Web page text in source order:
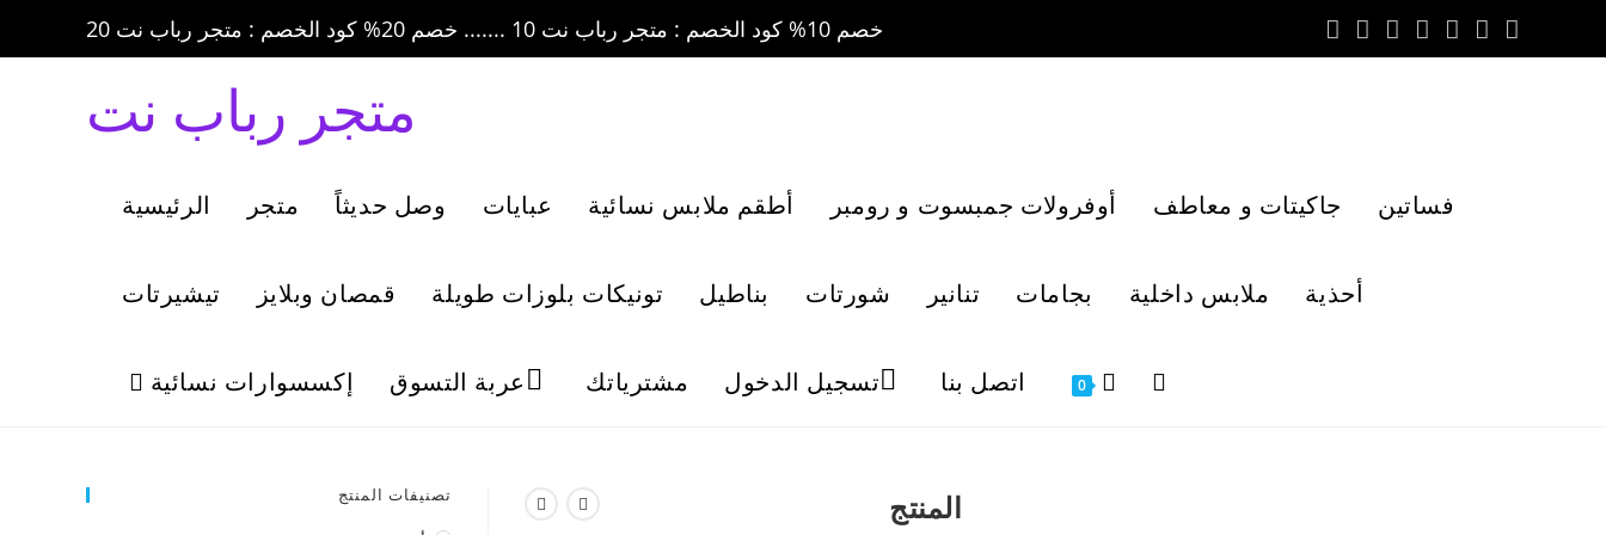
خصم 10% كود الخصم : متجر رباب نت 10 ....... خصم 20% كود الخصم : متجر رباب نت 20
متجر رباب نت
الرئيسية متجر وصل حديثاً عبايات أطقم ملابس نسائية أوفرولات جمبسوت و رومبر جاكيتات و معاطف فساتين
تيشيرتات قمصان وبلايز تونيكات بلوزات طويلة بناطيل شورتات تنانير بجامات ملابس داخلية أحذية
إكسسوارات نسائية عربة التسوق مشترياتك تسجيل الدخول اتصل بنا 0
المنتج تصنيفات المنتج